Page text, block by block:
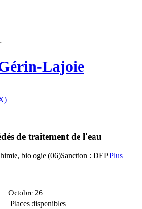
Lajoie
de traitement de l'eau
biologie (06)Sanction : DEPPlus
Octobre 26
Places disponibles